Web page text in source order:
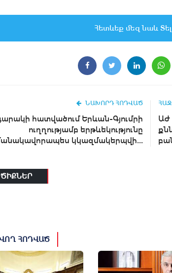
Հետևեք մեզ նաև
ՆԱԽՈՐԴ ՀՈԴՎԱԾ
հատվածում Երևան-Գյումրի
ուղղությամբ երթևեկությունը
կկազմակերպվի...
ԱԺ
ՀՈԴՎԱԾ